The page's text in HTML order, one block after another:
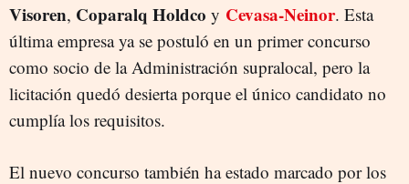
Visoren, Coparalq Holdco y Cevasa-Neinor. Esta
última empresa ya se postuló en un primer concurso
como socio de la Administración supralocal, pero la
licitación quedó desierta porque el único candidato no
cumplía los requisitos.
El nuevo concurso también ha estado marcado por los